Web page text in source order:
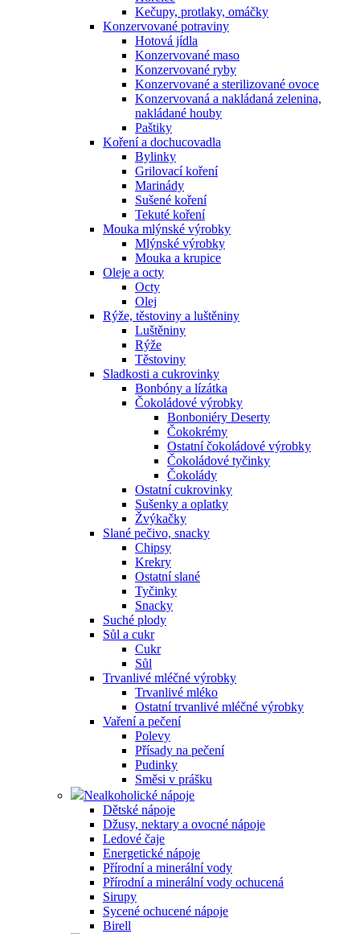
Kečupy, protlaky, omáčky
Konzervované potraviny
Hotová jídla
Konzervované maso
Konzervované ryby
Konzervované a sterilizované ovoce
Konzervovaná a nakládaná zelenina,
nakládané houby
Paštiky
Koření a dochucovadla
Bylinky
Grilovací koření
Marinády
Sušené koření
Tekuté koření
Mouka mlýnské výrobky
Mlýnské výrobky
Mouka a krupice
Oleje a octy
Octy
Olej
Rýže, těstoviny a luštěniny
Luštěniny
Rýže
Těstoviny
Sladkosti a cukrovinky
Bonbóny a lízátka
Čokoládové výrobky
Bonboniéry Deserty
Čokokrémy
Ostatní čokoládové výrobky
Čokoládové tyčinky
Čokolády
Ostatní cukrovinky
Sušenky a oplatky
Žvýkačky
Slané pečivo, snacky
Chipsy
Krekry
Ostatní slané
Tyčinky
Snacky
Suché plody
Sůl a cukr
Cukr
Sůl
Trvanlivé mléčné výrobky
Trvanlivé mléko
Ostatní trvanlivé mléčné výrobky
Vaření a pečení
Polevy
Přísady na pečení
Pudinky
Směsi v prášku
Nealkoholické nápoje
Dětské nápoje
Džusy, nektary a ovocné nápoje
Ledové čaje
Energetické nápoje
Přírodní a minerální vody
Přírodní a minerální vody ochucená
Sirupy
Sycené ochucené nápoje
Birell